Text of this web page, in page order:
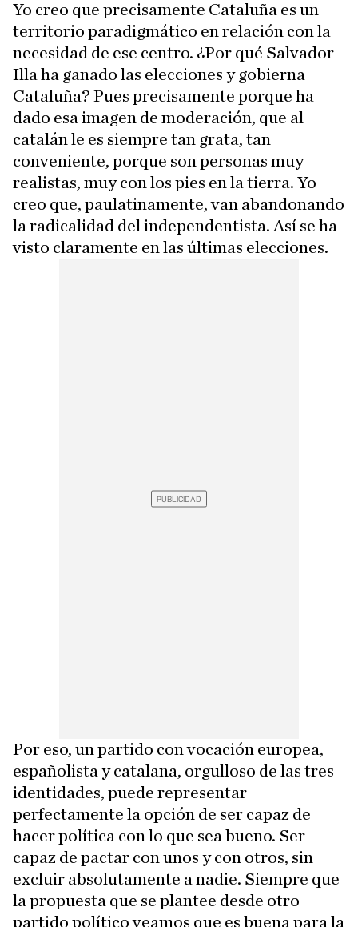
Yo creo que precisamente Cataluña es un
territorio paradigmático en relación con la
necesidad de ese centro. ¿Por qué Salvador
Illa ha ganado las elecciones y gobierna
Cataluña? Pues precisamente porque ha
dado esa imagen de moderación, que al
catalán le es siempre tan grata, tan
conveniente, porque son personas muy
realistas, muy con los pies en la tierra. Yo
creo que, paulatinamente, van abandonando
la radicalidad del independentista. Así se ha
visto claramente en las últimas elecciones.
Por eso, un partido con vocación europea,
españolista y catalana, orgulloso de las tres
identidades, puede representar
perfectamente la opción de ser capaz de
hacer política con lo que sea bueno. Ser
capaz de pactar con unos y con otros, sin
excluir absolutamente a nadie. Siempre que
la propuesta que se plantee desde otro
partido político veamos que es buena para la